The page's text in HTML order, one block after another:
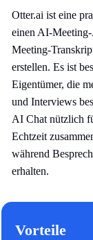
Otter.ai ist eine
einen AI-Meeting-
Meeting-
erstellen. Es ist
Eigentümer, die
und Interviews
AI Chat nützlich
Echtzeit
während
erhalten.
Vorteile